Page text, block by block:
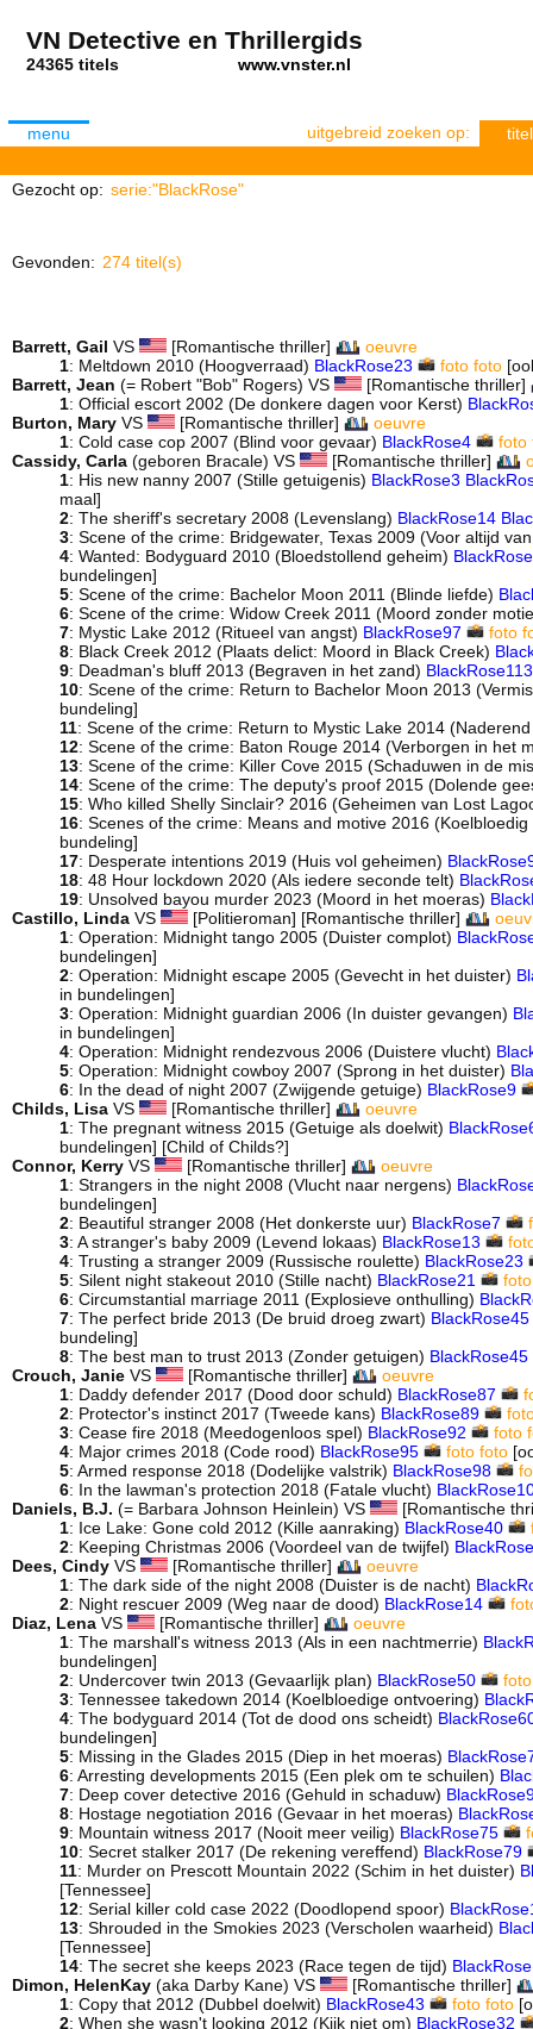
VN Detective en Thrillergids
24365 titels www.vnster.nl
menu uitgebreid zoeken op: titel
Gezocht op: serie:"BlackRose"
Gevonden: 274 titel(s)
Barrett, Gail VS [Romantische thriller]
oeuvre
1: Meltdown 2010 (Hoogverraad) BlackRose23 foto foto
Barrett, Jean (= Robert "Bob" Rogers) VS
[Romantische thriller]
1: Official escort 2002 (De donkere dagen voor Kerst)
Burton, Mary VS [Romantische thriller]
oeuvre
1: Cold case cop 2007 (Blind voor gevaar) BlackRose4 foto
Cassidy, Carla (geboren Bracale) VS [Romantische thriller]
1: His new nanny 2007 (Stille getuigenis) BlackRose3
maal]
2: The sheriff's secretary 2008 (Levenslang) BlackRose14
3: Scene of the crime: Bridgewater, Texas 2009 (Voor altijd
4: Wanted: Bodyguard 2010 (Bloedstollend geheim)
bundelingen]
5: Scene of the crime: Bachelor Moon 2011 (Blinde liefde)
6: Scene of the crime: Widow Creek 2011 (Moord zonder
7: Mystic Lake 2012 (Ritueel van angst) BlackRose97 foto
8: Black Creek 2012 (Plaats delict: Moord in Black Creek)
9: Deadman's bluff 2013 (Begraven in het zand) BlackRose113
10: Scene of the crime: Return to Bachelor Moon 2013
bundeling]
11: Scene of the crime: Return to Mystic Lake 2014
12: Scene of the crime: Baton Rouge 2014 (Verborgen in het
13: Scene of the crime: Killer Cove 2015 (Schaduwen in de
14: Scene of the crime: The deputy's proof 2015 (Dolende
15: Who killed Shelly Sinclair? 2016 (Geheimen van Lost
16: Scenes of the crime: Means and motive 2016
bundeling]
17: Desperate intentions 2019 (Huis vol geheimen)
18: 48 Hour lockdown 2020 (Als iedere seconde telt)
19: Unsolved bayou murder 2023 (Moord in het moeras)
Castillo, Linda VS [Politieroman] [Romantische thriller]
1: Operation: Midnight tango 2005 (Duister complot)
bundelingen]
2: Operation: Midnight escape 2005 (Gevecht in het duister)
in bundelingen]
3: Operation: Midnight guardian 2006 (In duister gevangen)
in bundelingen]
4: Operation: Midnight rendezvous 2006 (Duistere vlucht)
5: Operation: Midnight cowboy 2007 (Sprong in het duister)
6: In the dead of night 2007 (Zwijgende getuige) BlackRose9
Childs, Lisa VS [Romantische thriller]
oeuvre
1: The pregnant witness 2015 (Getuige als doelwit)
bundelingen] [Child of Childs?]
Connor, Kerry VS [Romantische thriller]
oeuvre
1: Strangers in the night 2008 (Vlucht naar nergens)
bundelingen]
2: Beautiful stranger 2008 (Het donkerste uur) BlackRose7
3: A stranger's baby 2009 (Levend lokaas) BlackRose13
4: Trusting a stranger 2009 (Russische roulette) BlackRose23
5: Silent night stakeout 2010 (Stille nacht) BlackRose21
foto
6: Circumstantial marriage 2011 (Explosieve onthulling)
7: The perfect bride 2013 (De bruid droeg zwart) BlackRose45
bundeling]
8: The best man to trust 2013 (Zonder getuigen) BlackRose45
Crouch, Janie VS [Romantische thriller]
oeuvre
1: Daddy defender 2017 (Dood door schuld) BlackRose87
2: Protector's instinct 2017 (Tweede kans) BlackRose89
3: Cease fire 2018 (Meedogenloos spel) BlackRose92 foto
4: Major crimes 2018 (Code rood) BlackRose95 foto foto
5: Armed response 2018 (Dodelijke valstrik) BlackRose98
6: In the lawman's protection 2018 (Fatale vlucht)
Daniels, B.J. (= Barbara Johnson Heinlein) VS
[Romantische
1: Ice Lake: Gone cold 2012 (Kille aanraking) BlackRose40
2: Keeping Christmas 2006 (Voordeel van de twijfel)
Dees, Cindy VS [Romantische thriller]
oeuvre
1: The dark side of the night 2008 (Duister is de nacht)
2: Night rescuer 2009 (Weg naar de dood) BlackRose14
Diaz, Lena VS [Romantische thriller]
oeuvre
1: The marshall's witness 2013 (Als in een nachtmerrie)
bundelingen]
2: Undercover twin 2013 (Gevaarlijk plan) BlackRose50
foto
3: Tennessee takedown 2014 (Koelbloedige ontvoering)
4: The bodyguard 2014 (Tot de dood ons scheidt)
bundelingen]
5: Missing in the Glades 2015 (Diep in het moeras)
6: Arresting developments 2015 (Een plek om te schuilen)
7: Deep cover detective 2016 (Gehuld in schaduw)
8: Hostage negotiation 2016 (Gevaar in het moeras)
9: Mountain witness 2017 (Nooit meer veilig) BlackRose75
10: Secret stalker 2017 (De rekening vereffend) BlackRose79
11: Murder on Prescott Mountain 2022 (Schim in het duister)
[Tennessee]
12: Serial killer cold case 2022 (Doodlopend spoor)
13: Shrouded in the Smokies 2023 (Verscholen waarheid)
[Tennessee]
14: The secret she keeps 2023 (Race tegen de tijd)
Dimon, HelenKay (aka Darby Kane) VS
[Romantische thriller]
1: Copy that 2012 (Dubbel doelwit) BlackRose43 foto foto
2: When she wasn't looking 2012 (Kijk niet om) BlackRose32